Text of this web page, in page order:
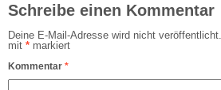
Schreibe einen Kommentar
Deine E-Mail-Adresse wird nicht veröffentlicht.
mit * markiert
Kommentar *